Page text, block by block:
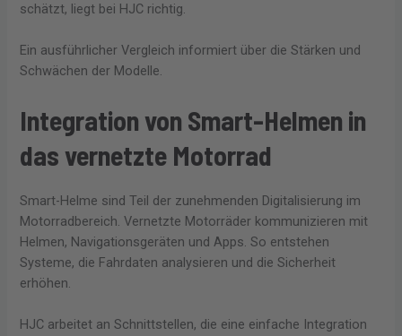
schätzt, liegt bei HJC richtig.
Ein ausführlicher Vergleich informiert über die Stärken und
Schwächen der Modelle.
Integration von Smart-Helmen in
das vernetzte Motorrad
Smart-Helme sind Teil der zunehmenden Digitalisierung im
Motorradbereich. Vernetzte Motorräder kommunizieren mit
Helmen, Navigationsgeräten und Apps. So entstehen
Systeme, die Fahrdaten analysieren und die Sicherheit
erhöhen.
HJC arbeitet an Schnittstellen, die eine einfache Integration